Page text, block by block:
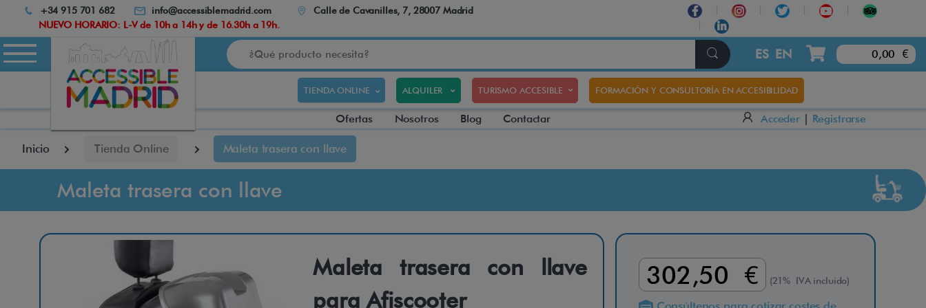
Atención:
sitio
cuenta
con
de
Control-
el
+34 915 701 682 info@accessiblemadrid.com
Calle de Cavanilles, 7, 28007 Madrid
NUEVO HORARIO: L-V de 10h a 14h y de 16.30h a 19h.
Buscar
ES EN 0,00 €
TIENDA ONLINE ALQUILER TURISMO ACCESIBLE FORMACIÓN Y CONSULTORÍA EN ACCESIBILIDAD
Ofertas Nosotros Blog Contactar Acceder | Registrarse
Inicio Tienda Online Maleta trasera con llave
Maleta trasera con llave
Maleta trasera con llave
para Afiscooter
302,50 € (21% IVA incluido)